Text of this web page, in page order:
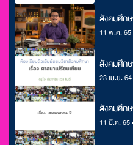
สังคมศึก
11 พ.ค. 65
สังคมศึก
23 เม.ย.
สังคมศึก
11 มี.ค. 65